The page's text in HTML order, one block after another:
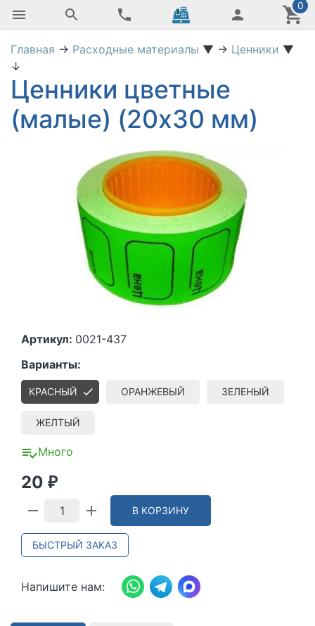
0
Главная → Расходные материалы ▼ → Ценники ▼
↓
Ценники цветные
(малые) (20х30 мм)
Артикул: 0021-437
Варианты:
КРАСНЫЙ ОРАНЖЕВЫЙ ЗЕЛЕНЫЙ
ЖЕЛТЫЙ
Много
20 ₽
В КОРЗИНУ
БЫСТРЫЙ ЗАКАЗ
Напишите нам: